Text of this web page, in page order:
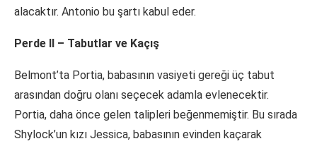
alacaktır. Antonio bu şartı kabul eder.
Perde II – Tabutlar ve Kaçış
Belmont’ta Portia, babasının vasiyeti gereği üç tabut
arasından doğru olanı seçecek adamla evlenecektir.
Portia, daha önce gelen talipleri beğenmemiştir. Bu sırada
Shylock’un kızı Jessica, babasının evinden kaçarak